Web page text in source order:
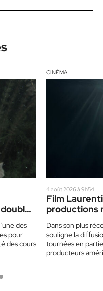
des
pour
des cours
CINÉMA
4 août 2026 à 9h54
Film
productions
Dans son plus
souligne la
tournées en
producteurs